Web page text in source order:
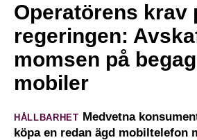
Operatörens krav
regeringen:
momsen på
mobiler
HÅLLBARHET Medvetna
köpa en redan ägd mobiltelefon